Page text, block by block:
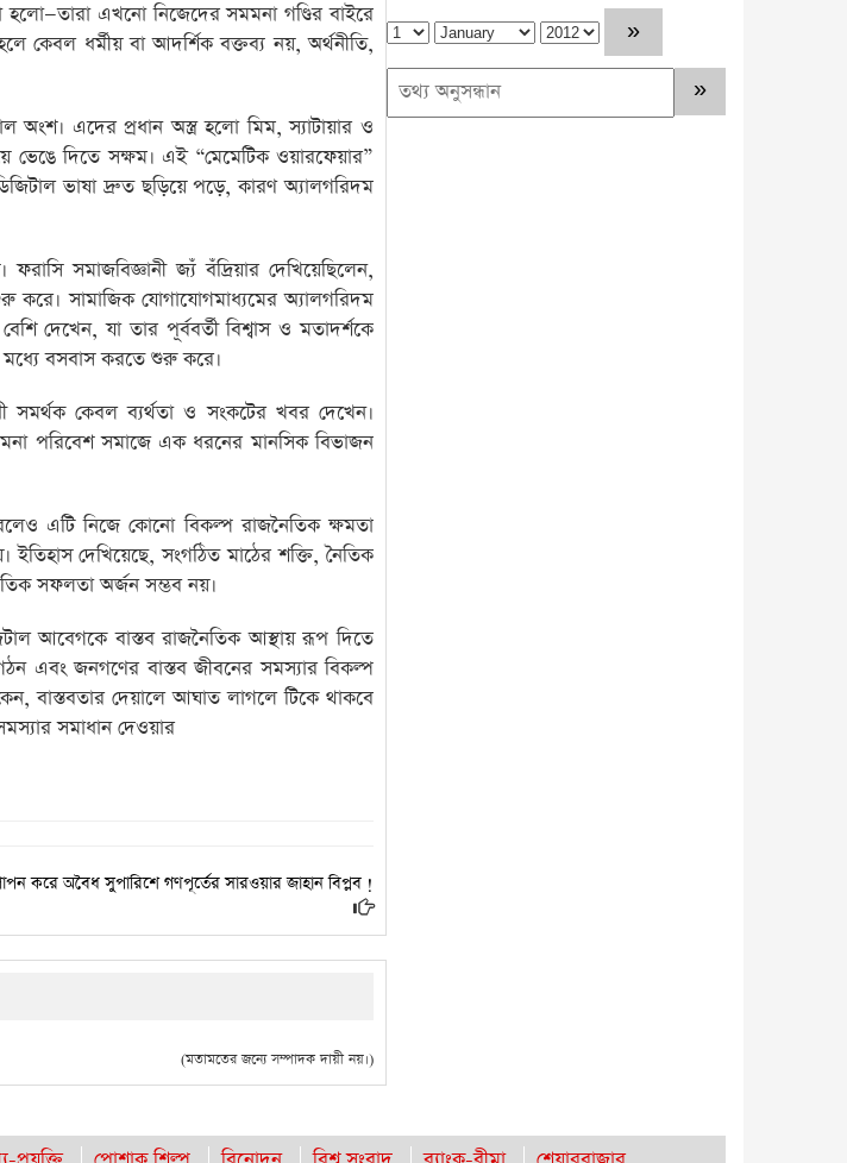
হলো—তারা এখনো নিজেদের সমমনা গণ্ডির বাইরে
কেবল ধর্মীয় বা আদর্শিক বক্তব্য নয়, অর্থনীতি,
অংশ। এদের প্রধান অস্ত্র হলো মিম, স্যাটায়ার ও
ভেঙে দিতে সক্ষম। এই “মেমেটিক ওয়ারফেয়ার”
ভাষা দ্রুত ছড়িয়ে পড়ে, কারণ অ্যালগরিদম
সমাজবিজ্ঞানী জ্যঁ বঁদ্রিয়ার দেখিয়েছিলেন,
করে। সামাজিক যোগাযোগমাধ্যমের অ্যালগরিদম
দেখেন, যা তার পূর্ববর্তী বিশ্বাস ও মতাদর্শকে
মধ্যে বসবাস করতে শুরু করে।
কেবল ব্যর্থতা ও সংকটের খবর দেখেন।
পরিবেশ সমাজে এক ধরনের মানসিক বিভাজন
এটি নিজে কোনো বিকল্প রাজনৈতিক ক্ষমতা
ইতিহাস দেখিয়েছে, সংগঠিত মাঠের শক্তি, নৈতিক
সফলতা অর্জন সম্ভব নয়।
আবেগকে বাস্তব রাজনৈতিক আস্থায় রূপ দিতে
এবং জনগণের বাস্তব জীবনের সমস্যার বিকল্প
বাস্তবতার দেয়ালে আঘাত লাগলে টিকে থাকবে
সমাধান দেওয়ার
করে অবৈধ সুপারিশে গণপূর্তের সারওয়ার জাহান বিপ্লব !
(মতামতের জন্যে সম্পাদক দায়ী নয়।)